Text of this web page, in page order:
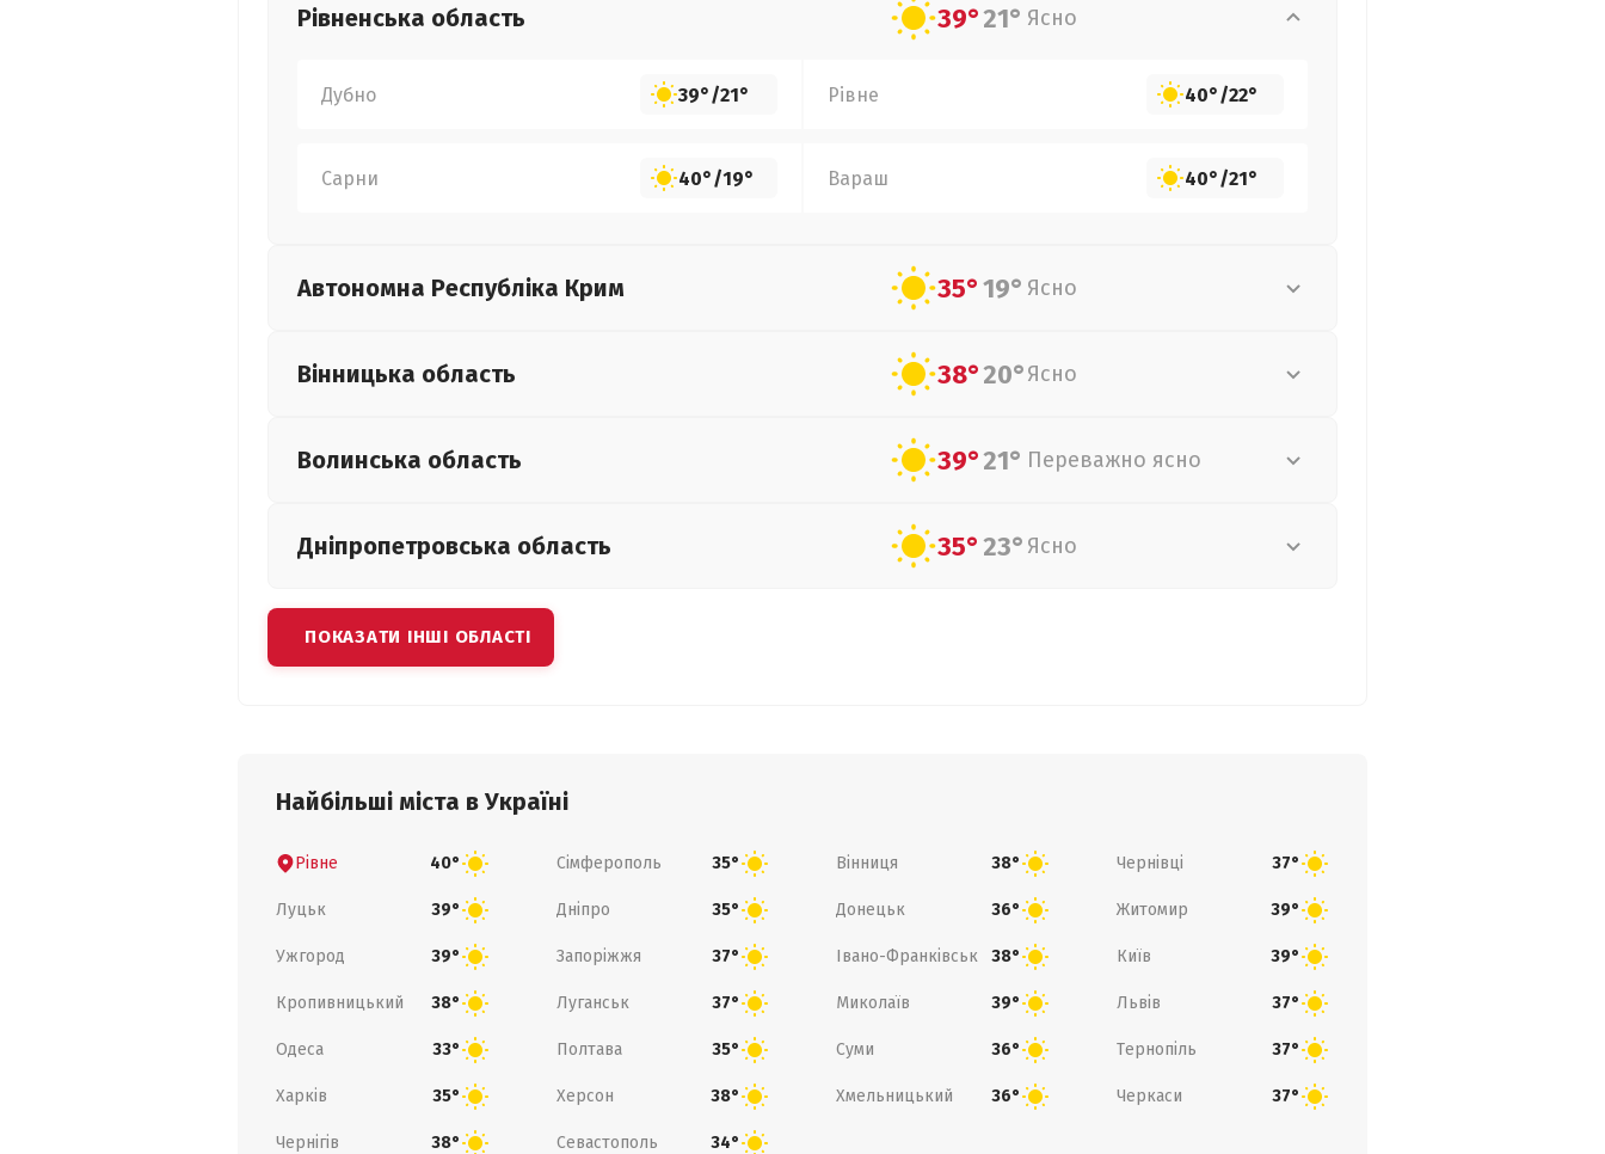
Рівненська область 39°21° Ясно
Дубно 39°/21° Рівне 40°/22°
Сарни 40°/19° Вараш 40°/21°
Автономна Республіка Крим 35°19° Ясно
Вінницька область 38°20°Ясно
Волинська область 39°21° Переважно ясно
Дніпропетровська область 35°23° Ясно
ПОКАЗАТИ ІНШІ ОБЛАСТІ
Найбільші міста в Україні
Рівне 40° Сімферополь 35° Вінниця 38° Чернівці 37°
Луцьк 39° Дніпро 35° Донецьк 36° Житомир 39°
Ужгород 39° Запоріжжя 37° Івано-Франківськ 38° Київ 39°
Кропивницький 38° Луганськ 37° Миколаїв 39° Львів 37°
Одеса 33° Полтава 35° Суми 36° Тернопіль 37°
Харків 35° Херсон 38° Хмельницький 36° Черкаси 37°
Чернігів 38° Севастополь 34°